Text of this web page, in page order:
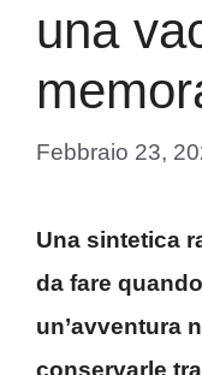
una
Febbraio 23,
Una sintetica
da fare
un’avventura